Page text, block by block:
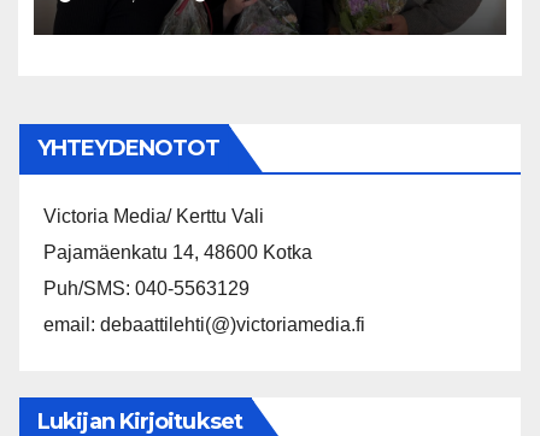
puheenjohtajaksi
YHTEYDENOTOT
Victoria Media/ Kerttu Vali
Pajamäenkatu 14, 48600 Kotka
Puh/SMS: 040-5563129
email: debaattilehti(@)victoriamedia.fi
Lukijan Kirjoitukset